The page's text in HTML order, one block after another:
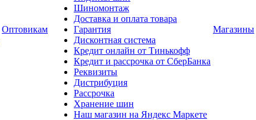
Оптовикам
Шиномонтаж
Доставка и оплата товара
Гарантия
Дисконтная система
Кредит онлайн от Тинькофф
Кредит и рассрочка от СберБанка
Реквизиты
Дистрибуция
Рассрочка
Хранение шин
Наш магазин на Яндекс Маркете
Магазины